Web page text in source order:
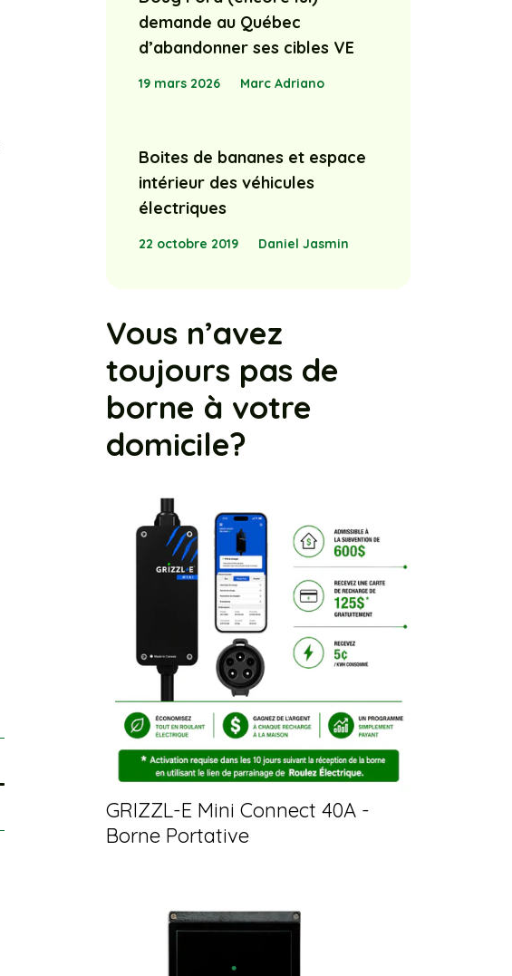
demande au Québec
d’abandonner ses cibles VE
19 mars 2026 Marc Adriano
Boites de bananes et espace
intérieur des véhicules
électriques
22 octobre 2019 Daniel Jasmin
Vous n’avez
toujours pas de
borne à votre
domicile?
GRIZZL-E Mini Connect 40A -
Borne Portative